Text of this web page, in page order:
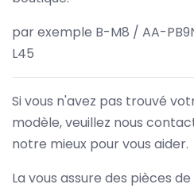
par exemple B-M8 / AA-
L45
Si vous n'avez pas trouvé
modèle, veuillez nous
notre mieux pour vous aider.
La vous assure des pièces